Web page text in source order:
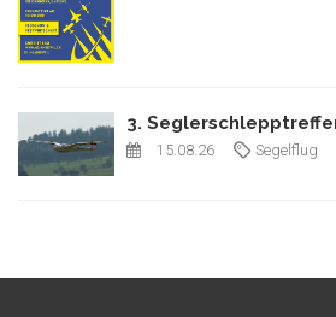
3.
15.08.26 Segelflug